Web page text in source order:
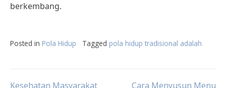
berkembang.
Posted in Pola Hidup Tagged pola hidup tradisional adalah
Kesehatan Masyarakat
Cara Menyusun Menu